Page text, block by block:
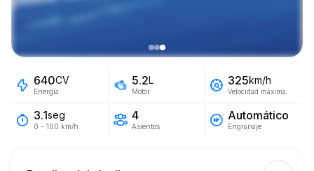
640CV
Energía
5.2L
Motor
325km/h
Velocidad máxima
3.1seg
0 - 100 km/h
4
Asientos
Automático
Engranaje